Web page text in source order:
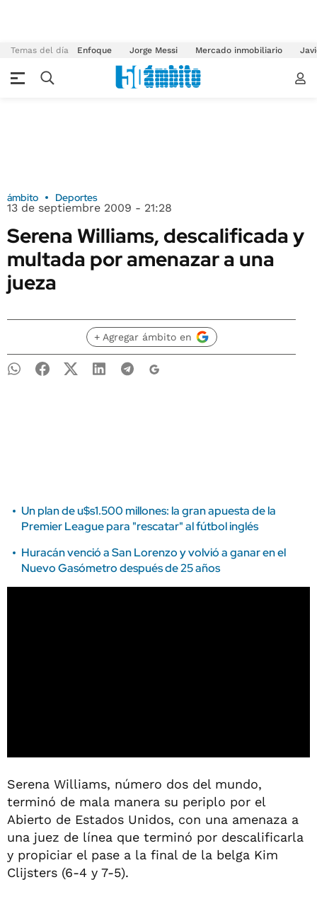
Temas del día Enfoque Jorge Messi Mercado inmobiliario
ámbito Deportes
13 de septiembre 2009 - 21:28
Serena Williams, descalificada y
multada por amenazar a una
jueza
+ Agregar ámbito en
Un plan de u$s1.500 millones: la gran apuesta de la
Premier League para "rescatar" al fútbol inglés
Huracán venció a San Lorenzo y volvió a ganar en el
Nuevo Gasómetro después de 25 años
Serena Williams, número dos del mundo,
terminó de mala manera su periplo por el
Abierto de Estados Unidos, con una amenaza a
una juez de línea que terminó por descalificarla
y propiciar el pase a la final de la belga Kim
Clijsters (6-4 y 7-5).